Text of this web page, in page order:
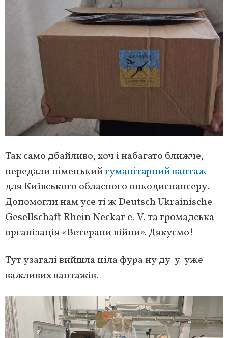
Так само дбайливо, хоч і набагато ближче,
передали німецькийгуманітарний вантаж
для Київського обласного онкодиспансеру.
Допомогли нам усе ті ж Deutsch Ukrainische
Gesellschaft Rhein Neckar e. V. та громадська
організація «Ветерани війни». Дякуємо!
Тут узагалі вийшла ціла фура ну ду-у-уже
важливих вантажів.